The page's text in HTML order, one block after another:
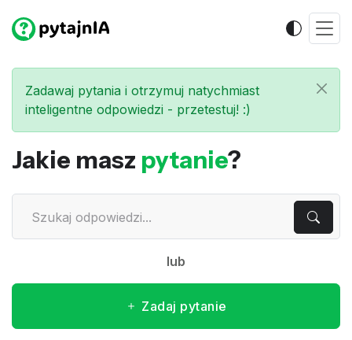
Zadawaj pytania i otrzymuj natychmiast
inteligentne odpowiedzi - przetestuj! :)
Jakie masz pytanie?
lub
Zadaj pytanie